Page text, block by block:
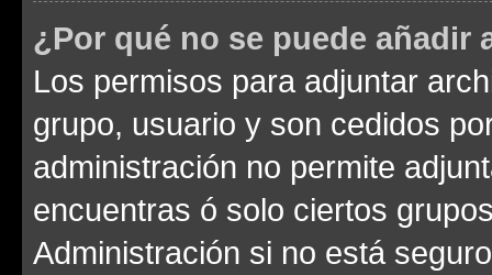
¿Por qué no se puede añadir
Los permisos para adjuntar
grupo, usuario y son cedidos
administración no permite
encuentras ó solo ciertos
Administración si no está